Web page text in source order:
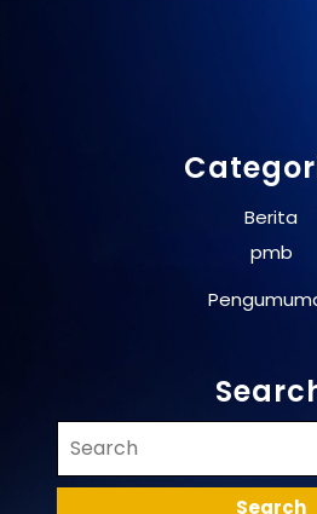
Berita
pmb
for: